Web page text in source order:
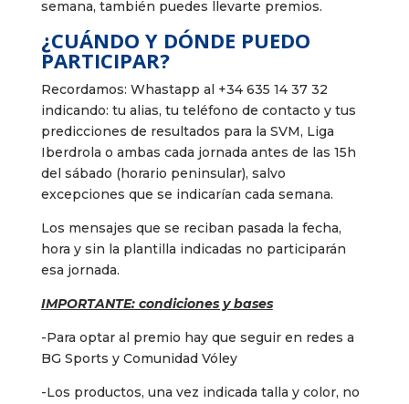
semana, también puedes llevarte premios.
¿CUÁNDO Y DÓNDE PUEDO
PARTICIPAR?
Recordamos: Whastapp al +34 635 14 37 32
indicando: tu alias, tu teléfono de contacto y tus
predicciones de resultados para la SVM, Liga
Iberdrola o ambas cada jornada antes de las 15h
del sábado (horario peninsular), salvo
excepciones que se indicarían cada semana.
Los mensajes que se reciban pasada la fecha,
hora y sin la plantilla indicadas no participarán
esa jornada.
IMPORTANTE: condiciones y bases
-Para optar al premio hay que seguir en redes a
BG Sports y Comunidad Vóley
-Los productos, una vez indicada talla y color, no